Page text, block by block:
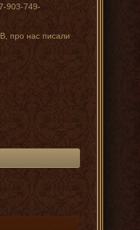
903-749-
про нас писали